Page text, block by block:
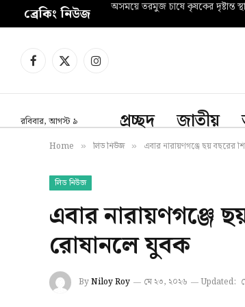
ব্রেকিং নিউজ অসময়ে তরমুজ চাষে কৃষকের দৃষ্টান্ত
Facebook
X
Instagram
রবিবার, আগস্ট ৯ প্রচ্ছদ জাতীয়
Home » লিড নিউজ » এবার নারায়ণগঞ্জে ছয় বছরের
লিড নিউজ
এবার নারায়ণগঞ্জে
রোষানলে যুবক
ByNiloy Roy মে ২৩, ২০২৬ Updated: